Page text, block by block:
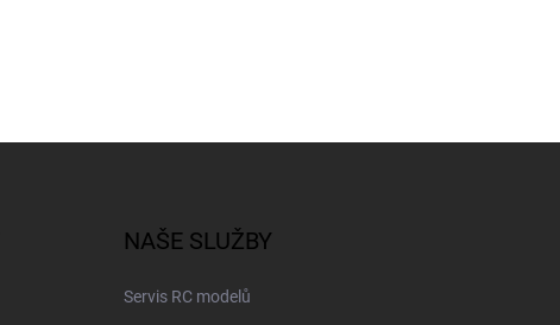
NAŠE SLUŽBY
Servis RC modelů